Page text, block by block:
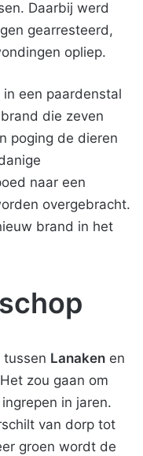
Daarbij werd
gearresteerd,
opliep.
een paardenstal
die zeven
poging de dieren
naar een
overgebracht.
brand in het
tussen Lanaken en
zou gaan om
in jaren.
van dorp tot
groen wordt de